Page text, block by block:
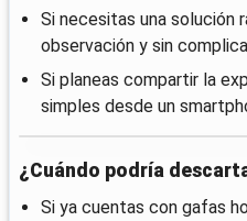
Si necesitas una solución
observación y sin
Si planeas compartir la
simples desde un
¿Cuándo podría
Si ya cuentas con gafas